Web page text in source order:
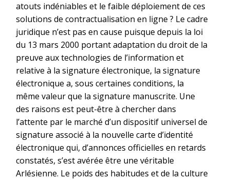
atouts indéniables et le faible déploiement de ces
solutions de contractualisation en ligne ? Le cadre
juridique n’est pas en cause puisque depuis la loi
du 13 mars 2000 portant adaptation du droit de la
preuve aux technologies de l’information et
relative à la signature électronique, la signature
électronique a, sous certaines conditions, la
même valeur que la signature manuscrite. Une
des raisons est peut-être à chercher dans
l’attente par le marché d’un dispositif universel de
signature associé à la nouvelle carte d’identité
électronique qui, d’annonces officielles en retards
constatés, s’est avérée être une véritable
Arlésienne. Le poids des habitudes et de la culture